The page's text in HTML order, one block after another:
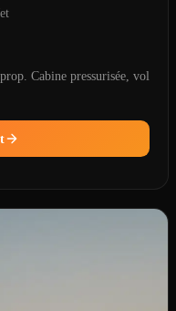
Cabine pressurisée, vol